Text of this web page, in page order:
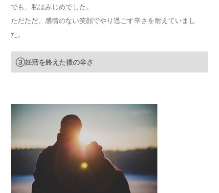
でも、私はみじめでした。
ただただ、感情のない笑顔でやり過ごす辛さを耐えていまし
た。
③妊活を終えた後の辛さ